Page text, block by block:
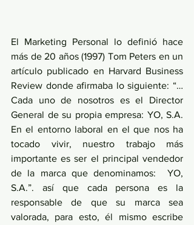
El Marketing Personal lo definió hace
más de 20 años (1997) Tom Peters en un
artículo publicado en Harvard Business
Review donde afirmaba lo siguiente: “…
Cada uno de nosotros es el Director
General de su propia empresa: YO, S.A.
En el entorno laboral en el que nos ha
tocado vivir, nuestro trabajo más
importante es ser el principal vendedor
de la marca que denominamos:  YO,
S.A.”. así que cada persona es la
responsable de que su marca sea
valorada, para esto, él mismo escribe